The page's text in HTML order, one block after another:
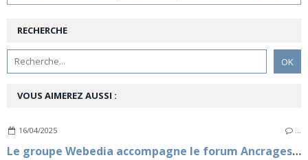
RECHERCHE
VOUS AIMEREZ AUSSI :
16/04/2025 …
Le groupe Webedia accompagne le forum Ancrages pour une deuxième édition à Marseille